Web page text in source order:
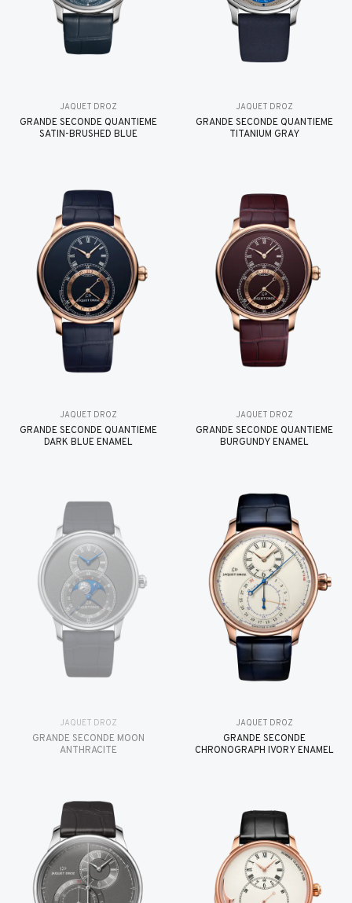
JAQUET DROZ
GRANDE SECONDE QUANTIÈME
SATIN-BRUSHED BLUE
JAQUET DROZ
GRANDE SECONDE QUANTIÈME
TITANIUM GRAY
JAQUET DROZ
GRANDE SECONDE QUANTIÈME
DARK BLUE ENAMEL
JAQUET DROZ
GRANDE SECONDE QUANTIÈME
BURGUNDY ENAMEL
JAQUET DROZ
GRANDE SECONDE MOON
ANTHRACITE
JAQUET DROZ
GRANDE SECONDE
CHRONOGRAPH IVORY ENAMEL